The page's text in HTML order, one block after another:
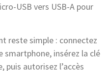
USB vers USB-A pour
reste simple : connectez
smartphone, insérez la clé
puis autorisez l’accès